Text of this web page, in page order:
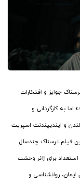
جوایز و افتخارات
به کارگردانی و
و ایندیپندنت اسپریت
فیلم ترسناک چندسال
برای ژانر وحشت
روانشناسی و